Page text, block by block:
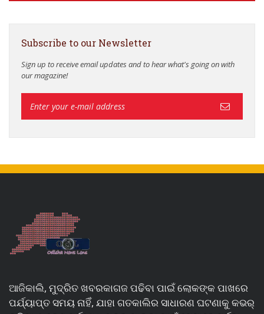
Subscribe to our Newsletter
Sign up to receive email updates and to hear what's going on with
our magazine!
ଆଜିକାଲି, ମୁଦ୍ରିତ ଖବରକାଗଜ ପଢିବା ପାଇଁ ଲୋକଙ୍କ ପାଖରେ
ପର୍ଯ୍ୟାପ୍ତ ସମୟ ନାହିଁ, ଯାହା ଗତକାଲିର ସାଧାରଣ ଘଟଣାକୁ କଭର୍